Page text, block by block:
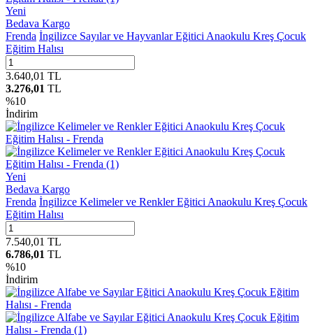
Yeni
Bedava Kargo
Frenda İngilizce Sayılar ve Hayvanlar Eğitici Anaokulu Kreş Çocuk
Eğitim Halısı
3.640,01 TL
3.276,01 TL
%10
İndirim
Yeni
Bedava Kargo
Frenda İngilizce Kelimeler ve Renkler Eğitici Anaokulu Kreş Çocuk
Eğitim Halısı
7.540,01 TL
6.786,01 TL
%10
İndirim